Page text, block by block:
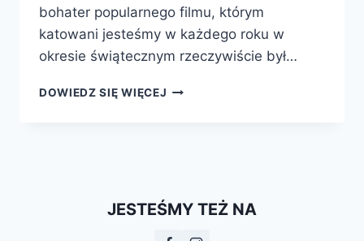
bohater popularnego filmu, którym
katowani jesteśmy w każdego roku w
okresie świątecznym rzeczywiście był…
DOWIEDZ SIĘ WIĘCEJ NIE
JESTEŚMY TEŻ NA